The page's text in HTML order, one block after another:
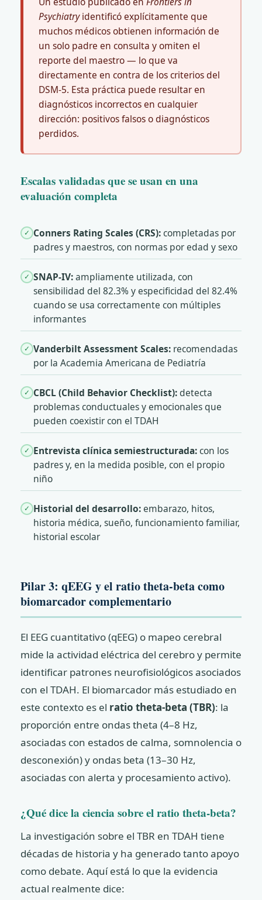
Psychiatryidentificó explícitamente que
muchos médicos obtienen información de
un solo padre en consulta y omiten el
reporte del maestro — lo que va
directamente en contra de los criterios del
DSM-5. Esta práctica puede resultar en
diagnósticos incorrectos en cualquier
dirección: positivos falsos o diagnósticos
perdidos.
Escalas validadas que se usan en una
evaluación completa
✓ Conners Rating Scales (CRS):completadas por
padres y maestros, con normas por edad y sexo
✓ SNAP-IV:ampliamente utilizada, con
sensibilidad del 82.3% y especificidad del 82.4%
cuando se usa correctamente con múltiples
informantes
✓ Vanderbilt Assessment Scales: recomendadas
por la Academia Americana de Pediatría
✓ CBCL (Child Behavior Checklist):detecta
problemas conductuales y emocionales que
pueden coexistir con el TDAH
✓ Entrevista clínica semiestructurada:con los
padres y, en la medida posible, con el propio
niño
✓ Historial del desarrollo:embarazo, hitos,
historia médica, sueño, funcionamiento familiar,
historial escolar
Pilar 3: qEEG y el ratio theta-beta como
biomarcador complementario
El EEG cuantitativo (qEEG) o mapeo cerebral
mide la actividad eléctrica del cerebro y permite
identificar patrones neurofisiológicos asociados
con el TDAH. El biomarcador más estudiado en
este contexto es el ratio theta-beta (TBR): la
proporción entre ondas theta (4–8 Hz,
asociadas con estados de calma, somnolencia o
desconexión) y ondas beta (13–30 Hz,
asociadas con alerta y procesamiento activo).
¿Qué dice la ciencia sobre el ratio theta-beta?
La investigación sobre el TBR en TDAH tiene
décadas de historia y ha generado tanto apoyo
como debate. Aquí está lo que la evidencia
actual realmente dice: